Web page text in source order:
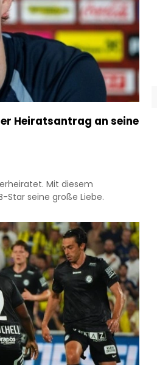
Heiratsantrag an seine
Mit diesem
Star seine große Liebe.